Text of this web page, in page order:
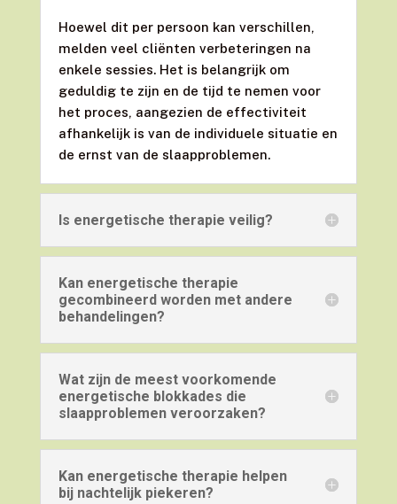
Hoewel dit per persoon kan verschillen,
melden veel cliënten verbeteringen na
enkele sessies. Het is belangrijk om
geduldig te zijn en de tijd te nemen voor
het proces, aangezien de effectiviteit
afhankelijk is van de individuele situatie en
de ernst van de slaapproblemen.
Is energetische therapie veilig?
Kan energetische therapie
gecombineerd worden met andere
behandelingen?
Wat zijn de meest voorkomende
energetische blokkades die
slaapproblemen veroorzaken?
Kan energetische therapie helpen
bij nachtelijk piekeren?